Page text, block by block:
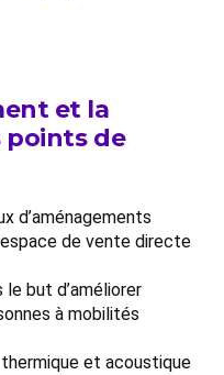
et la
points de
d’aménagements
de vente directe
but d’améliorer
à mobilités
thermique et acoustique